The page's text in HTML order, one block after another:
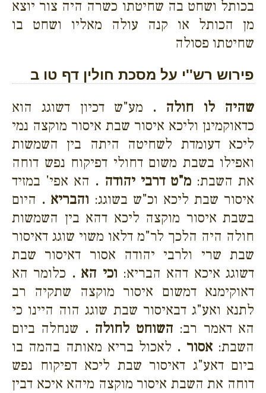
בכותל ושחט בה שחיטתו כשרה היה צור יוצא
מן הכותל או קנה עולה מאליו ושחט בו
שחיטתו פסולה
פירוש רש''י על מסכת חולין דף טו ב
שהיה לו חולה . מע"ש דכיון דשוגג הוא
כדאוקמינן וליכא איסור שבת איסור מוקצה נמי
ליכא דעומדת לשחיטה היתה בין השמשות
ואפילו בשבת משום דחולי דפיקוח נפש דוחה
את השבת:מ"ט דרבי יהודה . הא אפי' במזיד
איסור שבת ליכא וכ"ש בשוגג: והבריא . היום
בשבת איסור מוקצה ליכא דהא בין השמשות
חולה היה הלכך לר"מ דלאו משוי שוגג דאיסור
שבת שרי ולרבי יהודה אסור דאיסור שבת
דשוגג איכא דהא הבריא: וכי הא . כלומר הא
דאוקימנא דמשום איסור מוקצה שתקיה רב
לתנא ואע"ג דבאיסור שבת שוגג הוה היינו כי
הא דאמר רב: השוחט לחולה . שנחלה ביום
השבת:אסור . לאכול בריא מאותה בהמה בו
ביום דאע"ג דאיסור שבת ליכא דפיקוח נפש
דוחה את השבת איסור מוקצה מיהא איכא דבין